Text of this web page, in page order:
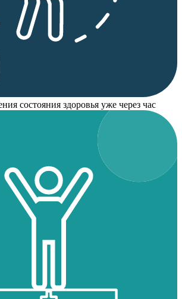
состояния здоровья уже через час